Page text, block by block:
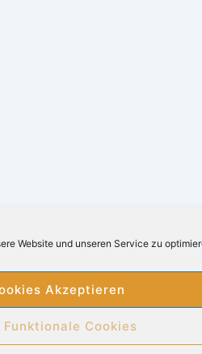
Website und unseren Service zu
Akzeptieren
Funktionale Cookies